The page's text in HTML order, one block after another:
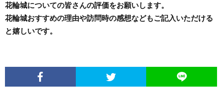
花輪城についての皆さんの評価をお願いします。
花輪城おすすめの理由や訪問時の感想などもご記入いただける
と嬉しいです。